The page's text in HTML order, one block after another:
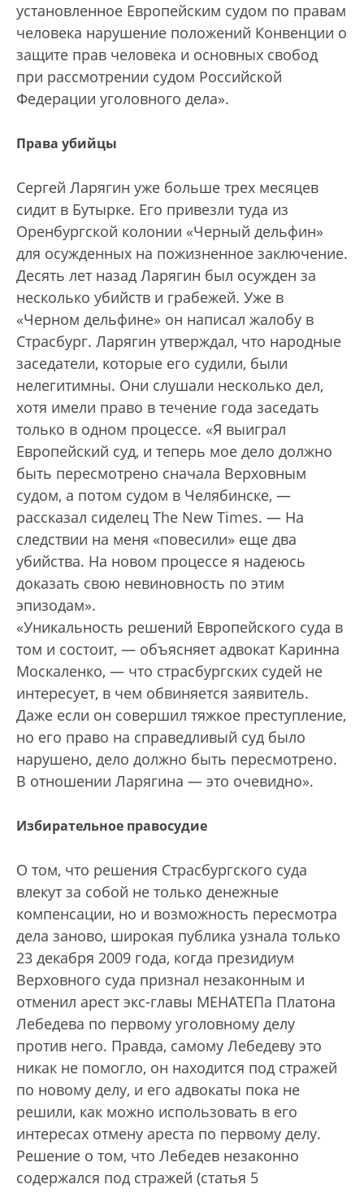
установленное Европейским судом по правам
человека нарушение положений Конвенции о
защите прав человека и основных свобод
при рассмотрении судом Российской
Федерации уголовного дела».
Права убийцы
Сергей Ларягин уже больше трех месяцев
сидит в Бутырке. Его привезли туда из
Оренбургской колонии «Черный дельфин»
для осужденных на пожизненное заключение.
Десять лет назад Ларягин был осужден за
несколько убийств и грабежей. Уже в
«Черном дельфине» он написал жалобу в
Страсбург. Ларягин утверждал, что народные
заседатели, которые его судили, были
нелегитимны. Они слушали несколько дел,
хотя имели право в течение года заседать
только в одном процессе. «Я выиграл
Европейский суд, и теперь мое дело должно
быть пересмотрено сначала Верховным
судом, а потом судом в Челябинске, —
рассказал сиделец The New Times. — На
следствии на меня «повесили» еще два
убийства. На новом процессе я надеюсь
доказать свою невиновность по этим
эпизодам».
«Уникальность решений Европейского суда в
том и состоит, — объясняет адвокат Каринна
Москаленко, — что страсбургских судей не
интересует, в чем обвиняется заявитель.
Даже если он совершил тяжкое преступление,
но его право на справедливый суд было
нарушено, дело должно быть пересмотрено.
В отношении Ларягина — это очевидно».
Избирательное правосудие
О том, что решения Страсбургского суда
влекут за собой не только денежные
компенсации, но и возможность пересмотра
дела заново, широкая публика узнала только
23 декабря 2009 года, когда президиум
Верховного суда признал незаконным и
отменил арест экс-главы МЕНАТЕПа Платона
Лебедева по первому уголовному делу
против него. Правда, самому Лебедеву это
никак не помогло, он находится под стражей
по новому делу, и его адвокаты пока не
решили, как можно использовать в его
интересах отмену ареста по первому делу.
Решение о том, что Лебедев незаконно
содержался под стражей (статья 5